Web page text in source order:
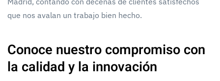
que nos avalan un trabajo bien hecho.
Conoce nuestro compromiso con
la calidad y la innovación